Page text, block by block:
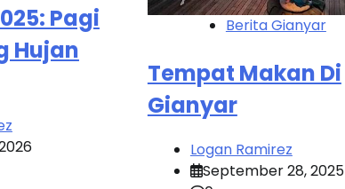
Pagi
Hujan
Berita Gianyar
Tempat Makan Di
Gianyar
Logan Ramirez
September 28, 2025